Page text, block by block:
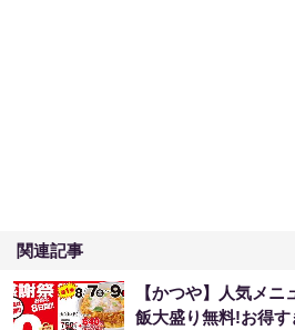
関連記事
【かつや】人気メ
飯大盛り無料!お得す